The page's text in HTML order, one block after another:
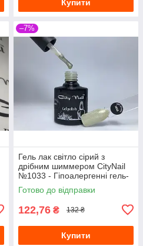
Купити
–7%
Гель лак світло сірий з
дрібним шиммером CityNail
№1033 - Гіпоалергенні гель-
лаки для нігтів
Готово до відправки
122,76 ₴ 132 ₴
Купити